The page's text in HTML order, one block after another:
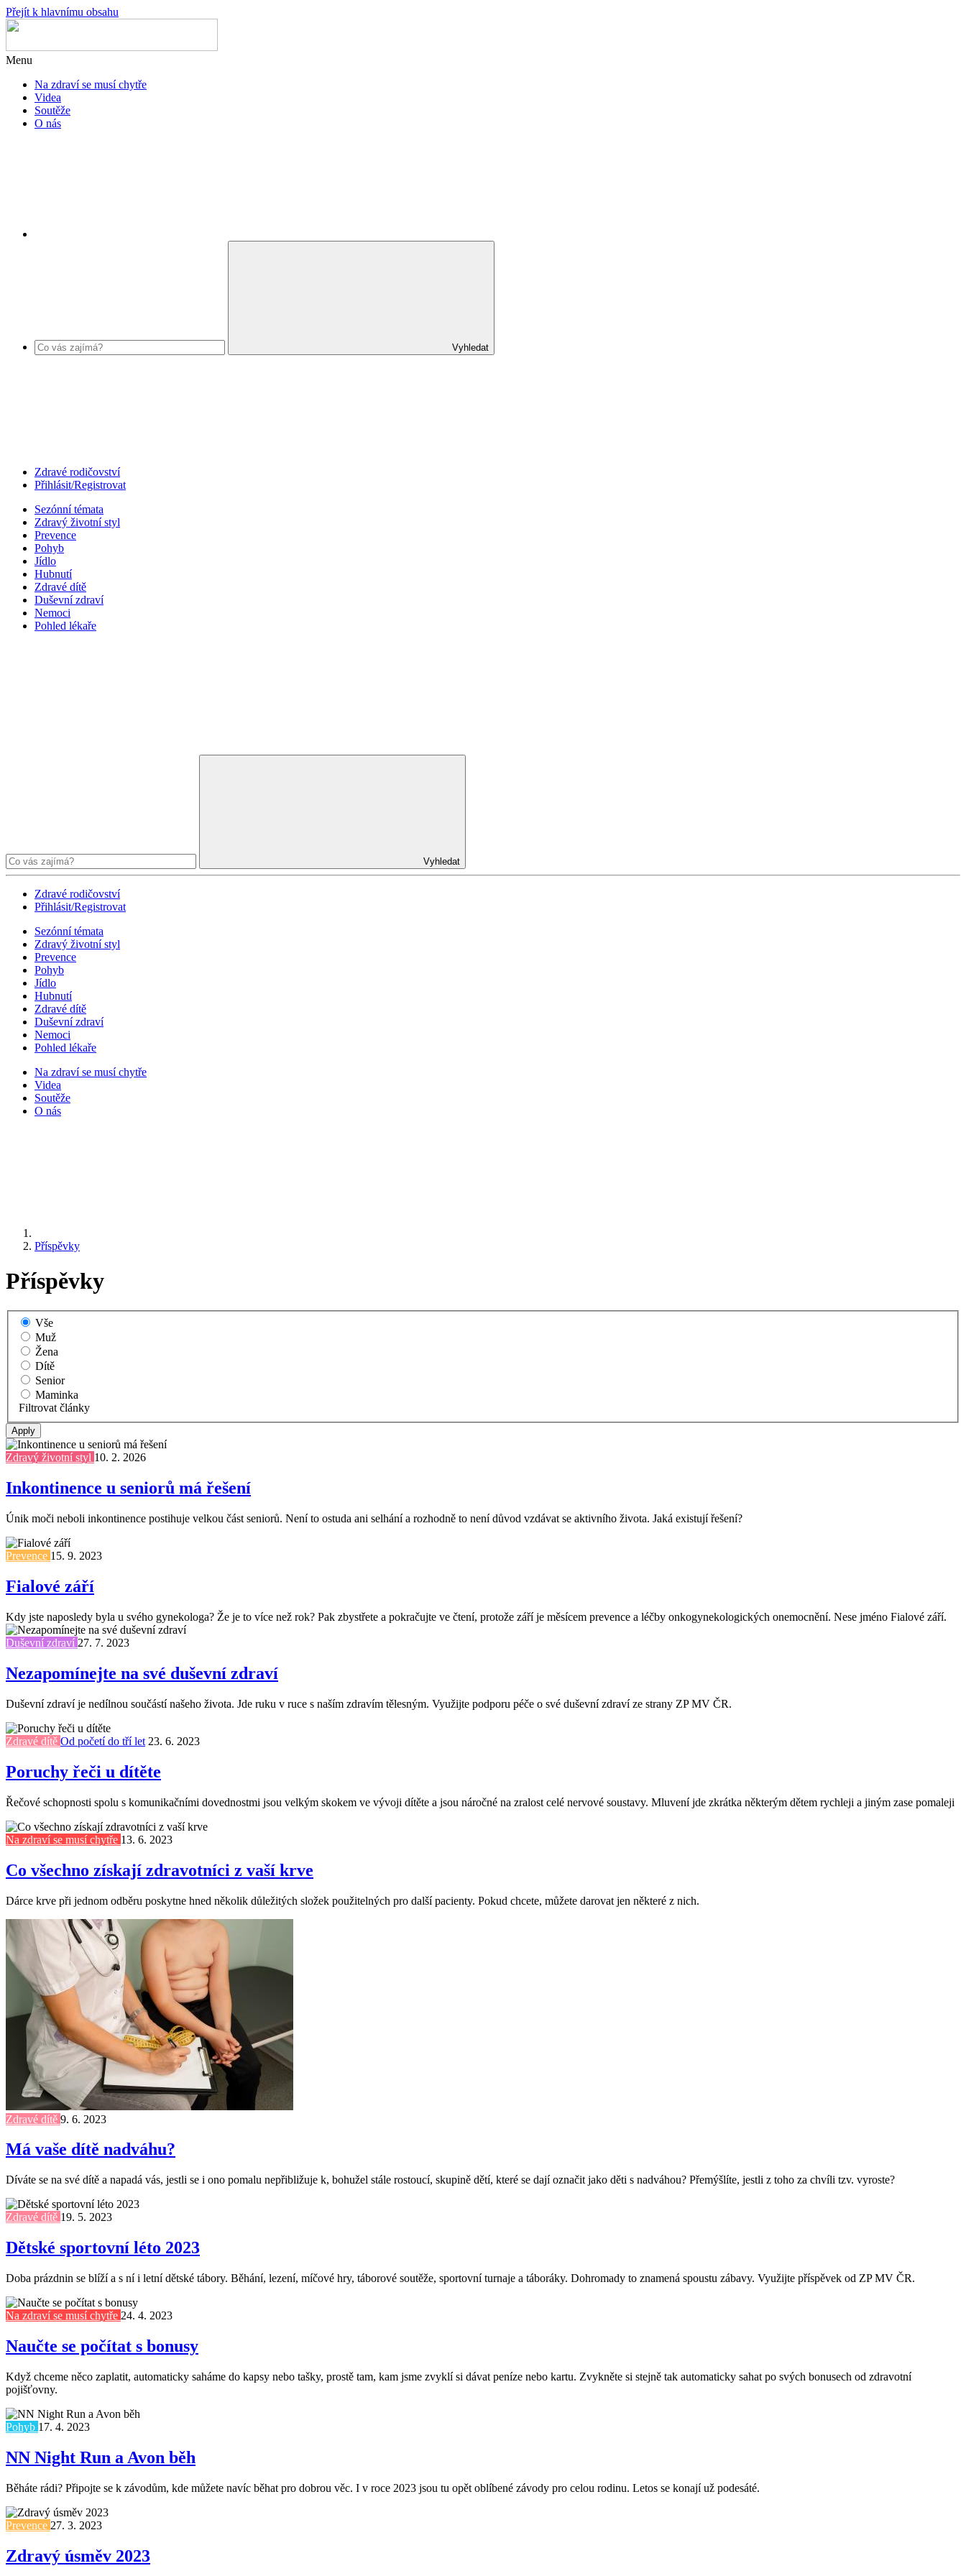
Přejít k hlavnímu obsahu
Menu
Na zdraví se musí chytře
Videa
Soutěže
O nás
Vyhledat
Zdravé rodičovství
Přihlásit/Registrovat
Sezónní témata
Zdravý životní styl
Prevence
Pohyb
Jídlo
Hubnutí
Zdravé dítě
Duševní zdraví
Nemoci
Pohled lékaře
Vyhledat
Zdravé rodičovství
Přihlásit/Registrovat
Sezónní témata
Zdravý životní styl
Prevence
Pohyb
Jídlo
Hubnutí
Zdravé dítě
Duševní zdraví
Nemoci
Pohled lékaře
Na zdraví se musí chytře
Videa
Soutěže
O nás
Příspěvky
Příspěvky
Vše
Muž
Žena
Dítě
Senior
Maminka
Filtrovat články
Zdravý životní styl 10. 2. 2026
Inkontinence u seniorů má řešení
Únik moči neboli inkontinence postihuje velkou část seniorů. Není to ostuda ani selhání a rozhodně to není důvod vzdávat se aktivního života. Jaká existují řešení?
Prevence 15. 9. 2023
Fialové září
Kdy jste naposledy byla u svého gynekologa? Že je to více než rok? Pak zbystřete a pokračujte ve čtení, protože září je měsícem prevence a léčby onkogynekologických onemocnění. Nese jméno Fialové září.
Duševní zdraví 27. 7. 2023
Nezapomínejte na své duševní zdraví
Duševní zdraví je nedílnou součástí našeho života. Jde ruku v ruce s naším zdravím tělesným. Využijte podporu péče o své duševní zdraví ze strany ZP MV ČR.
Zdravé dítě Od početí do tří let 23. 6. 2023
Poruchy řeči u dítěte
Řečové schopnosti spolu s komunikačními dovednostmi jsou velkým skokem ve vývoji dítěte a jsou náročné na zralost celé nervové soustavy. Mluvení jde zkrátka některým dětem rychleji a jiným zase pomaleji
Na zdraví se musí chytře 13. 6. 2023
Co všechno získají zdravotníci z vaší krve
Dárce krve při jednom odběru poskytne hned několik důležitých složek použitelných pro další pacienty. Pokud chcete, můžete darovat jen některé z nich.
Zdravé dítě 9. 6. 2023
Má vaše dítě nadváhu?
Díváte se na své dítě a napadá vás, jestli se i ono pomalu nepřibližuje k, bohužel stále rostoucí, skupině dětí, které se dají označit jako děti s nadváhou? Přemýšlíte, jestli z toho za chvíli tzv. vyroste?
Zdravé dítě 19. 5. 2023
Dětské sportovní léto 2023
Doba prázdnin se blíží a s ní i letní dětské tábory. Běhání, lezení, míčové hry, táborové soutěže, sportovní turnaje a táboráky. Dohromady to znamená spoustu zábavy. Využijte příspěvek od ZP MV ČR.
Na zdraví se musí chytře 24. 4. 2023
Naučte se počítat s bonusy
Když chceme něco zaplatit, automaticky saháme do kapsy nebo tašky, prostě tam, kam jsme zvyklí si dávat peníze nebo kartu. Zvykněte si stejně tak automaticky sahat po svých bonusech od zdravotní
pojišťovny.
Pohyb 17. 4. 2023
NN Night Run a Avon běh
Běháte rádi? Připojte se k závodům, kde můžete navíc běhat pro dobrou věc. I v roce 2023 jsou tu opět oblíbené závody pro celou rodinu. Letos se konají už podesáté.
Prevence 27. 3. 2023
Zdravý úsměv 2023